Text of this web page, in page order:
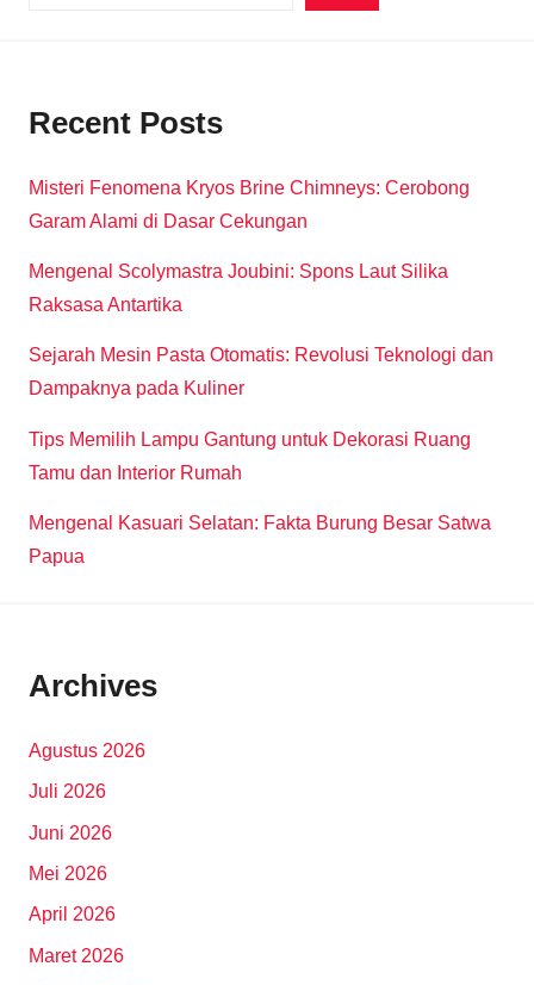
Recent Posts
Misteri Fenomena Kryos Brine Chimneys: Cerobong
Garam Alami di Dasar Cekungan
Mengenal Scolymastra Joubini: Spons Laut Silika
Raksasa Antartika
Sejarah Mesin Pasta Otomatis: Revolusi Teknologi dan
Dampaknya pada Kuliner
Tips Memilih Lampu Gantung untuk Dekorasi Ruang
Tamu dan Interior Rumah
Mengenal Kasuari Selatan: Fakta Burung Besar Satwa
Papua
Archives
Agustus 2026
Juli 2026
Juni 2026
Mei 2026
April 2026
Maret 2026